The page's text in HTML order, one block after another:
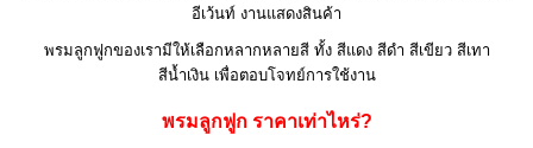
อีเว้นท์ งานแสดงสินค้า
พรมลูกฟูกของเรามีให้เลือกหลากหลายสี ทั้ง สีแดง สีดำ สีเขียว สีเทา
สีน้ำเงิน เพื่อตอบโจทย์การใช้งาน
พรมลูกฟูก ราคาเท่าไหร่?